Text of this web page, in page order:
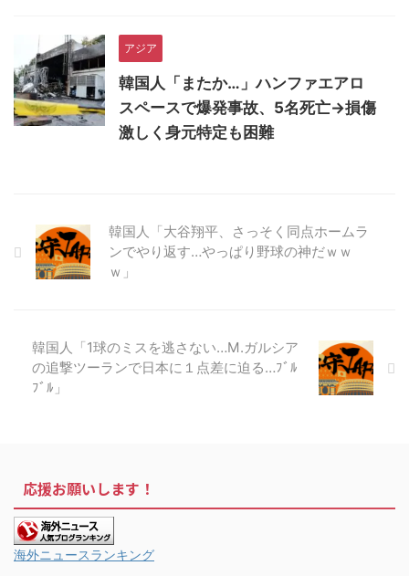
アジア
韓国人「またか…」ハンファエアロ
スペースで爆発事故、5名死亡→損傷
激しく身元特定も困難
韓国人「大谷翔平、さっそく同点ホームラ
ンでやり返す…やっぱり野球の神だｗｗ
ｗ」
韓国人「1球のミスを逃さない…M.ガルシア
の追撃ツーランで日本に１点差に迫る…ﾌﾞﾙ
ﾌﾞﾙ」
応援お願いします！
海外ニュースランキング